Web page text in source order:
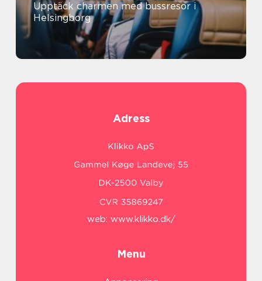
Upptäck charmen med bussresor i
Helsingborg
Adress
web: www.klikko.dk/
Menu